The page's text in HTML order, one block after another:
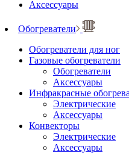
Аксессуары
Обогреватели
Обогреватели для ног
Газовые обогреватели
Обогреватели
Аксессуары
Инфракрасные
Электрические
Аксессуары
Конвекторы
Электрические
Аксессуары